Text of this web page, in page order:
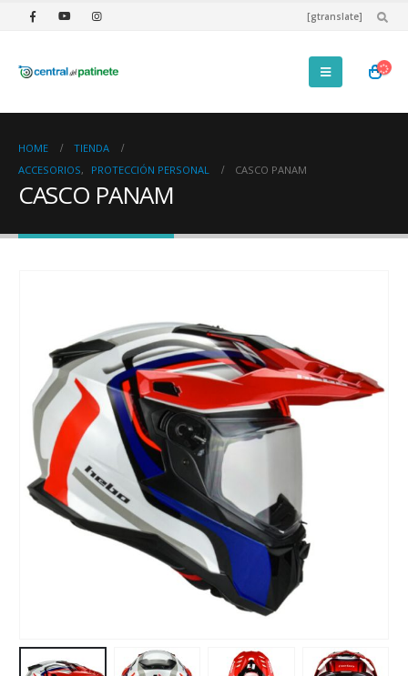
[gtranslate]
HOME
TIENDA
ACCESORIOS, PROTECCIÓN PERSONAL CASCO PANAM
CASCO PANAM